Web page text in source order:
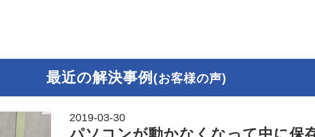
最近の解決事例 (お客様の声)
2019-03-30
パソコンが動かなくなって中に保